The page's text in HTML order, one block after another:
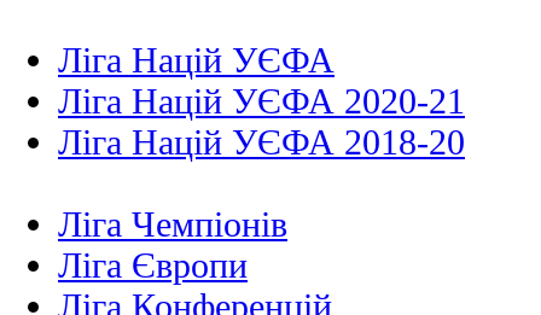
Ліга Націй УЄФА
Ліга Націй УЄФА 2020-21
Ліга Націй УЄФА 2018-20
Ліга Чемпіонів
Ліга Європи
Ліга Конференцій